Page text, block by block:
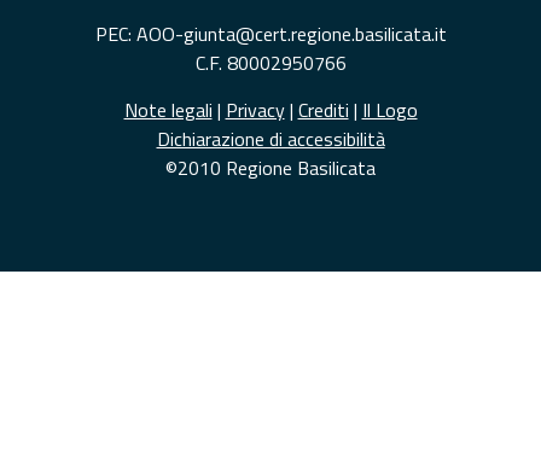
PEC: AOO-giunta@cert.regione.basilicata.it
C.F. 80002950766
Note legali | Privacy| Crediti | Il Logo
Dichiarazione di accessibilità
©2010 Regione Basilicata